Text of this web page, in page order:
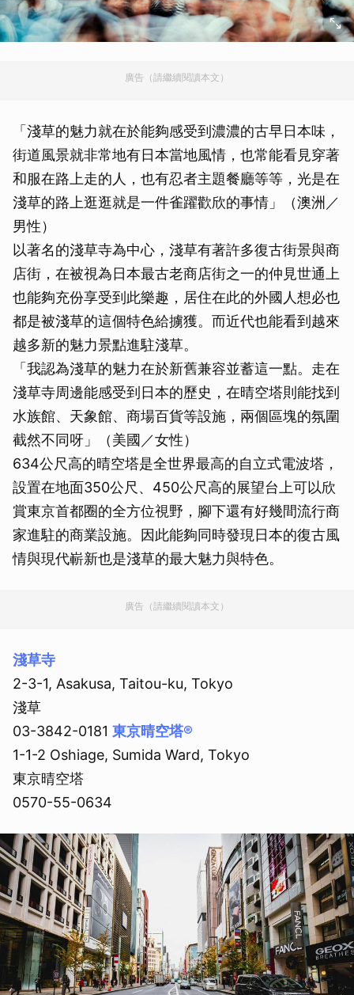
廣告（請繼續閱讀本文）
「淺草的魅力就在於能夠感受到濃濃的古早日本味，
街道風景就非常地有日本當地風情，也常能看見穿著
和服在路上走的人，也有忍者主題餐廳等等，光是在
淺草的路上逛逛就是一件雀躍歡欣的事情」（澳洲／
男性）
以著名的淺草寺為中心，淺草有著許多復古街景與商
店街，在被視為日本最古老商店街之一的仲見世通上
也能夠充份享受到此樂趣，居住在此的外國人想必也
都是被淺草的這個特色給擄獲。而近代也能看到越來
越多新的魅力景點進駐淺草。
「我認為淺草的魅力在於新舊兼容並蓄這一點。走在
淺草寺周邊能感受到日本的歷史，在晴空塔則能找到
水族館、天象館、商場百貨等設施，兩個區塊的氛圍
截然不同呀」（美國／女性）
634公尺高的晴空塔是全世界最高的自立式電波塔，
設置在地面350公尺、450公尺高的展望台上可以欣
賞東京首都圈的全方位視野，腳下還有好幾間流行商
家進駐的商業設施。因此能夠同時發現日本的復古風
情與現代嶄新也是淺草的最大魅力與特色。
廣告（請繼續閱讀本文）
淺草寺
2-3-1, Asakusa, Taitou-ku, Tokyo
淺草
03-3842-0181 東京晴空塔®
1-1-2 Oshiage, Sumida Ward, Tokyo
東京晴空塔
0570-55-0634